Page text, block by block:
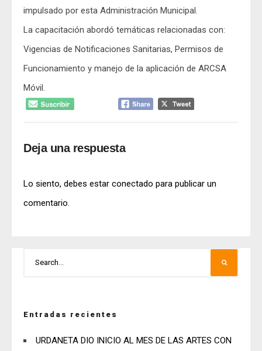
impulsado por esta Administración Municipal.
La capacitación abordó temáticas relacionadas con:
Vigencias de Notificaciones Sanitarias, Permisos de
Funcionamiento y manejo de la aplicación de ARCSA
Móvil.
Deja una respuesta
Lo siento, debes estar conectado para publicar un
comentario.
Entradas recientes
URDANETA DIO INICIO AL MES DE LAS ARTES CON